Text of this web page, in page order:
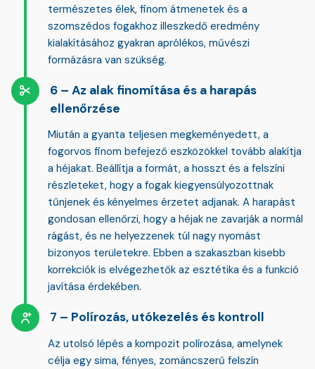
természetes élek, finom átmenetek és a
szomszédos fogakhoz illeszkedő eredmény
kialakításához gyakran aprólékos, művészi
formázásra van szükség.
Az alak finomítása és a harapás
ellenőrzése
Miután a gyanta teljesen megkeményedett, a
fogorvos finom befejező eszközökkel tovább alakítja
a héjakat. Beállítja a formát, a hosszt és a felszíni
részleteket, hogy a fogak kiegyensúlyozottnak
tűnjenek és kényelmes érzetet adjanak. A harapást
gondosan ellenőrzi, hogy a héjak ne zavarják a normál
rágást, és ne helyezzenek túl nagy nyomást
bizonyos területekre. Ebben a szakaszban kisebb
korrekciók is elvégezhetők az esztétika és a funkció
javítása érdekében.
Polírozás, utókezelés és kontroll
Az utolsó lépés a kompozit polírozása, amelynek
célja egy sima, fényes, zománcszerű felszín